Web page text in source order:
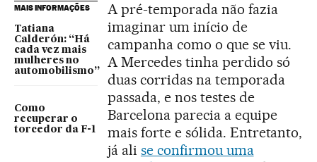
MAIS INFORMAÇÕES
Tatiana
Calderón: “Há
cada vez mais
mulheres no
automobilismo”
Como
recuperar o
torcedor da F-1
A pré-temporada não fazia
imaginar um início de
campanha como o que se viu.
A Mercedes tinha perdido só
duas corridas na temporada
passada, e nos testes de
Barcelona parecia a equipe
mais forte e sólida. Entretanto,
já ali se confirmou uma